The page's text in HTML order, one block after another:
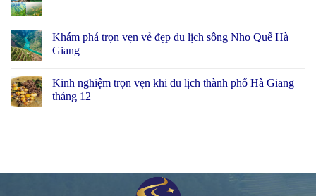
Khám phá trọn vẹn vẻ đẹp du lịch sông Nho Quế Hà
Giang
Kinh nghiệm trọn vẹn khi du lịch thành phố Hà Giang
tháng 12